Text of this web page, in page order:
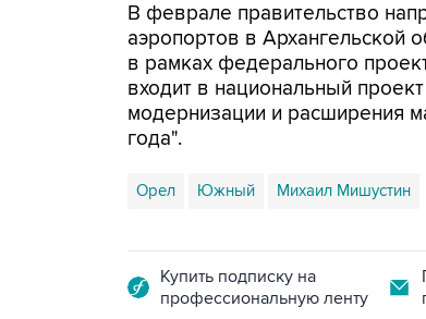
В феврале правительство
аэропортов в Архангельской
в рамках федерального
входит в национальный
модернизации и расширения
года".
Орел Южный Михаил Мишустин
Купить подписку на
профессиональную ленту